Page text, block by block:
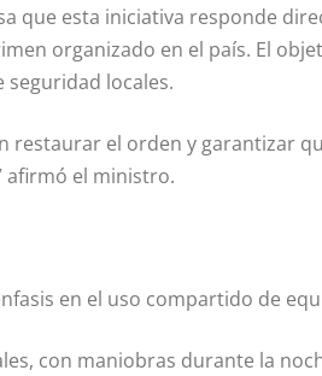
que esta iniciativa responde
organizado en el país. El
seguridad locales.
restaurar el orden y garantizar
afirmó el ministro.
en el uso compartido de
con maniobras durante la